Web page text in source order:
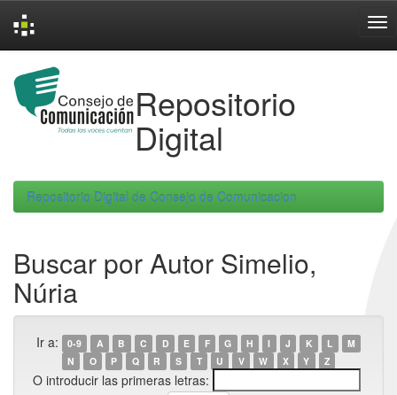
navigation
Repositorio
Digital
Repositorio Digital de Consejo de Comunicacion
Buscar por Autor Simelio,
Núria
Ir a: 0-9 A B C D E F G H I J K L
M
N
O P Q R S T U V W X Y Z
O introducir las primeras letras: